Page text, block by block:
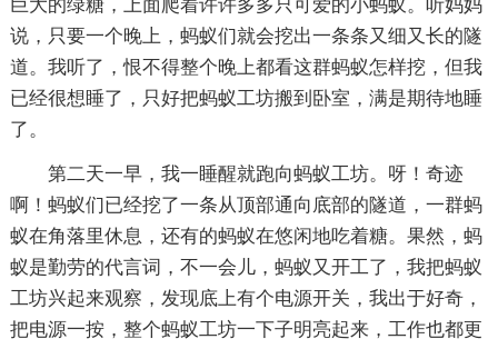
巨大的绿糖，上面爬着许许多多只可爱的小蚂蚁。听妈妈
说，只要一个晚上，蚂蚁们就会挖出一条条又细又长的隧
道。我听了，恨不得整个晚上都看这群蚂蚁怎样挖，但我
已经很想睡了，只好把蚂蚁工坊搬到卧室，满是期待地睡
了。
第二天一早，我一睡醒就跑向蚂蚁工坊。呀！奇迹
啊！蚂蚁们已经挖了一条从顶部通向底部的隧道，一群蚂
蚁在角落里休息，还有的蚂蚁在悠闲地吃着糖。果然，蚂
蚁是勤劳的代言词，不一会儿，蚂蚁又开工了，我把蚂蚁
工坊兴起来观察，发现底上有个电源开关，我出于好奇，
把电源一按，整个蚂蚁工坊一下子明亮起来，工作也都更